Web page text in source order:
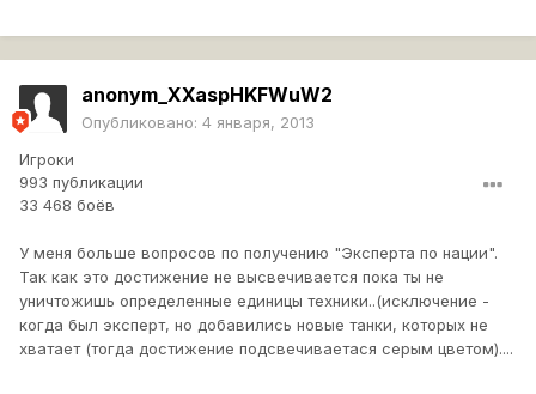
anonym_XXaspHKFWuW2
Опубликовано: 4 января, 2013
Игроки
993 публикации
33 468 боёв
У меня больше вопросов по получению "Эксперта по нации".
Так как это достижение не высвечивается пока ты не
уничтожишь определенные единицы техники..(исключение -
когда был эксперт, но добавились новые танки, которых не
хватает (тогда достижение подсвечиваетася серым цветом)....